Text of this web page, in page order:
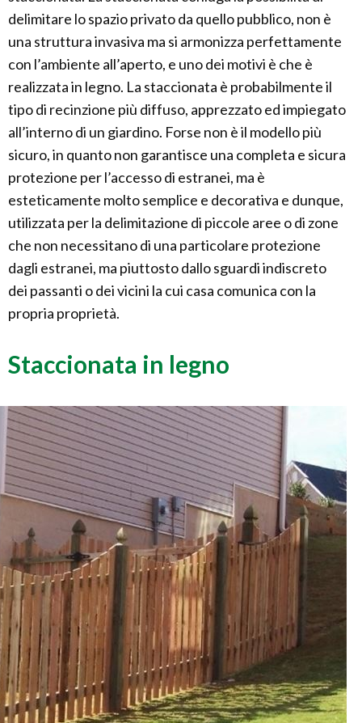
delimitare lo spazio privato da quello pubblico, non è
una struttura invasiva ma si armonizza perfettamente
con l’ambiente all’aperto, e uno dei motivi è che è
realizzata in legno. La staccionata è probabilmente il
tipo di recinzione più diffuso, apprezzato ed impiegato
all’interno di un giardino. Forse non è il modello più
sicuro, in quanto non garantisce una completa e sicura
protezione per l’accesso di estranei, ma è
esteticamente molto semplice e decorativa e dunque,
utilizzata per la delimitazione di piccole aree o di zone
che non necessitano di una particolare protezione
dagli estranei, ma piuttosto dallo sguardi indiscreto
dei passanti o dei vicini la cui casa comunica con la
propria proprietà.
Staccionata in legno